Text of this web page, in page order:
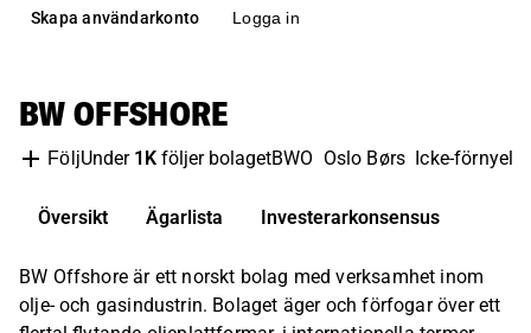
Skapa användarkonto
Logga in
BW OFFSHORE
FöljUnder 1K följer bolagetBWO Oslo Børs Icke-
Översikt Ägarlista Investerarkonsensus
BW Offshore är ett norskt bolag med verksamhet inom
olje- och gasindustrin. Bolaget äger och förfogar över ett